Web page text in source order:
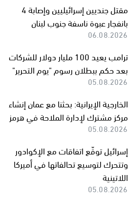
مقتل جنديين إسرائيليين وإصابة 4
بانفجار عبوة ناسفة جنوب لبنان
06.08.2026
ترامب يعيد 100 مليار دولار للشركات
بعد حكم ببطلان رسوم "يوم التحرير"
05.08.2026
الخارجية الإيرانية: بحثنا مع عمان إنشاء
مركز مشترك لإدارة الملاحة في هرمز
05.08.2026
إسرائيل توقّع اتفاقات مع الإكوادور
وتتحرك لتوسيع تحالفاتها في أميركا
اللاتينية
05.08.2026